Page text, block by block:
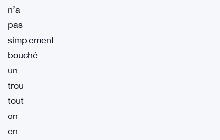
n’a
pas
simplement
bouché
un
trou
tout
en
en